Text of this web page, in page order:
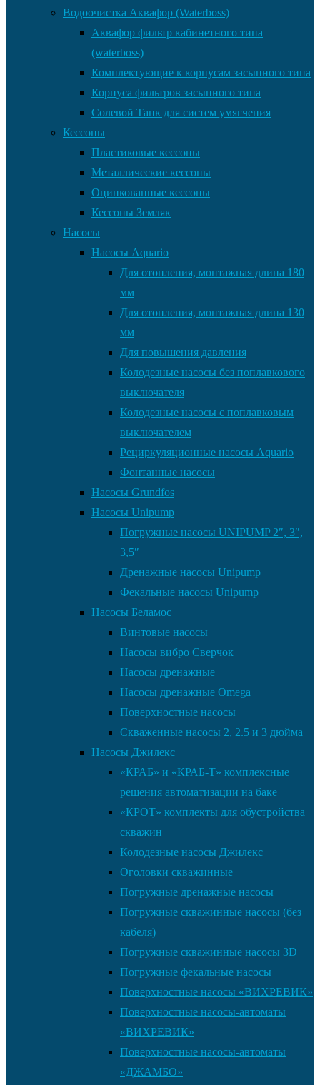
Водоочистка Аквафор (Waterboss)
Аквафор фильтр кабинетного типа
(waterboss)
Комплектующие к корпусам засыпного типа
Корпуса фильтров засыпного типа
Солевой Танк для систем умягчения
Кессоны
Пластиковые кессоны
Металлические кессоны
Оцинкованные кессоны
Кессоны Земляк
Насосы
Насосы Aquario
Для отопления, монтажная длина 180
мм
Для отопления, монтажная длина 130
мм
Для повышения давления
Колодезные насосы без поплавкового
выключателя
Колодезные насосы с поплавковым
выключателем
Рециркуляционные насосы Aquario
Фонтанные насосы
Насосы Grundfos
Насосы Unipump
Погружные насосы UNIPUMP 2″, 3″,
3,5″
Дренажные насосы Unipump
Фекальные насосы Unipump
Насосы Беламос
Винтовые насосы
Насосы вибро Сверчок
Насосы дренажные
Насосы дренажные Omega
Поверхностные насосы
Скваженные насосы 2, 2.5 и 3 дюйма
Насосы Джилекс
«КРАБ» и «КРАБ-Т» комплексные
решения автоматизации на баке
«КРОТ» комплекты для обустройства
скважин
Колодезные насосы Джилекс
Оголовки скважинные
Погружные дренажные насосы
Погружные скважинные насосы (без
кабеля)
Погружные скважинные насосы 3D
Погружные фекальные насосы
Поверхностные насосы «ВИХРЕВИК»
Поверхностные насосы-автоматы
«ВИХРЕВИК»
Поверхностные насосы-автоматы
«ДЖАМБО»